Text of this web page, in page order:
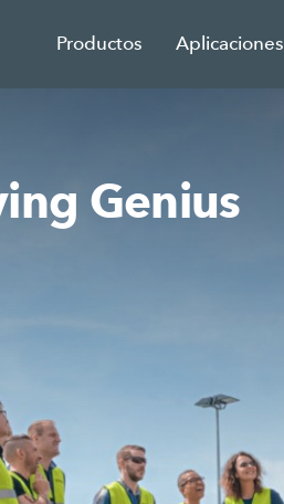
Productos Aplicaciones
Genius